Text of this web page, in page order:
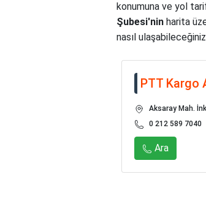
konumuna ve yol
Şubesi'nin harita
nasıl
PTT Kargo
Aksaray Mah.
0 212 589 7040
Ara